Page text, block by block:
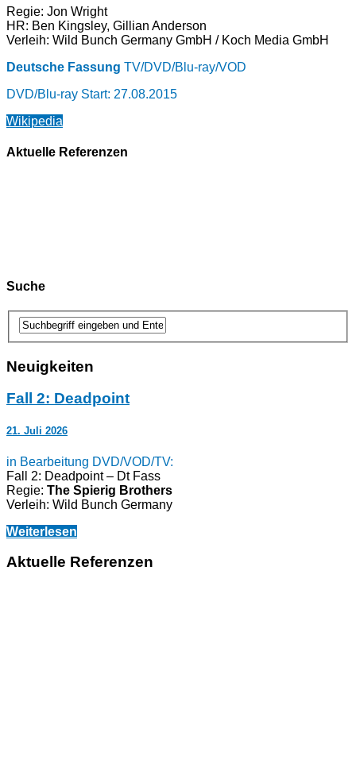
Regie: Jon Wright
HR: Ben Kingsley, Gillian Anderson
Verleih: Wild Bunch Germany GmbH / Koch Media GmbH
Deutsche Fassung TV/DVD/Blu-ray/VOD
DVD/Blu-ray Start: 27.08.2015
Wikipedia
Aktuelle Referenzen
Suche
Neuigkeiten
Fall 2: Deadpoint
21. Juli 2026
in Bearbeitung DVD/VOD/TV:
Fall 2: Deadpoint – Dt Fass
Regie: The Spierig Brothers
Verleih: Wild Bunch Germany
Weiterlesen
Aktuelle Referenzen